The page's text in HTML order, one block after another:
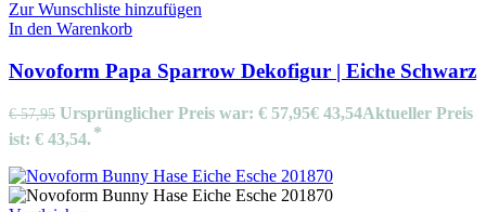
Zur Wunschliste hinzufügen
In den Warenkorb
Novoform Papa Sparrow Dekofigur | Eiche Schwarz
€57,95 Ursprünglicher Preis war: € 57,95€ 43,54Aktueller Preis
ist: € 43,54.